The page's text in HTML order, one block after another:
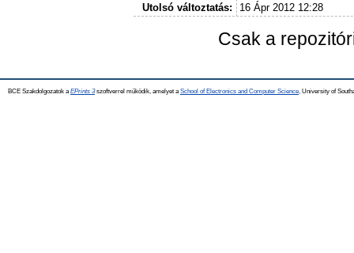
Utolsó változtatás:
16 Ápr 2012 12:28
Csak a
BCE Szakdolgozatok a EPrints 3szoftverrel működik, amelyet a School of Electronics and Computer Science, University of